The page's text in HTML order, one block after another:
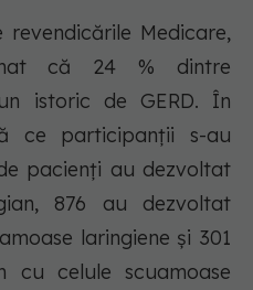
Medicare,
că 24 % dintre
istoric de GERD. În
ce participanții s-au
pacienți au dezvoltat
876 au dezvoltat
laringiene și 301
cu celule scuamoase